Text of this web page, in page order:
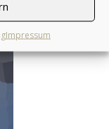
Impressum